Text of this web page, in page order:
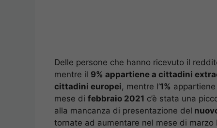
Delle persone che hanno ricevuto il
mentre il 9% appartiene a cittadini
cittadini europei, mentre l’1%
mese di febbraio 2021 c’è stata una
alla mancanza di presentazione del
tornate ad aumentare nel mese di